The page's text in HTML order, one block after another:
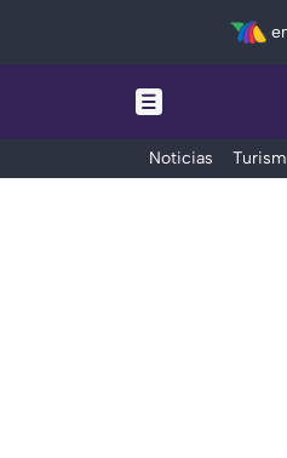
Noticias